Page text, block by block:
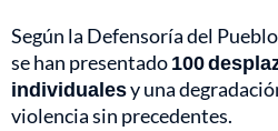
Según la Defensoría del
se han presentado100
individualesy una
violencia sin precedentes.